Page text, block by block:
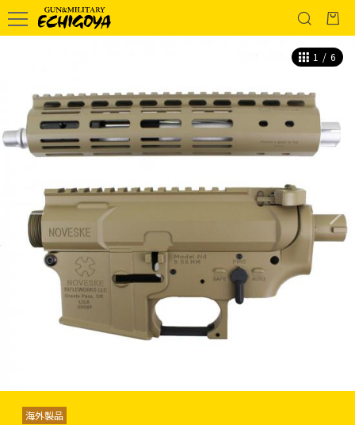
1 / 6
海外製品